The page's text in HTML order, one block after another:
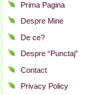
Prima Pagina
Despre Mine
De ce?
Despre “Punctaj”
Contact
Privacy Policy